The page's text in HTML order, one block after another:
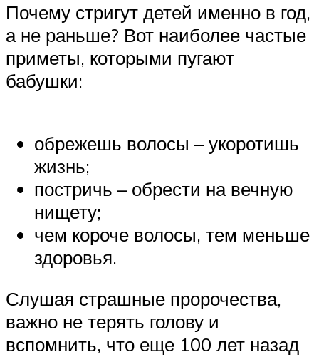
Почему стригут детей именно в год,
а не раньше? Вот наиболее частые
приметы, которыми пугают
бабушки:
обрежешь волосы – укоротишь
жизнь;
постричь – обрести на вечную
нищету;
чем короче волосы, тем меньше
здоровья.
Слушая страшные пророчества,
важно не терять голову и
вспомнить, что еще 100 лет назад